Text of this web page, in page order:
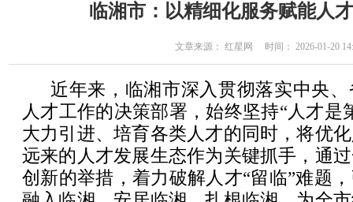
临湘市：以精细化服务赋能人
文章来源： 红星网 时间： 2026-01-20
近年来，临湘市深入贯彻落实中央
人才工作的决策部署，始终坚持“人才是
大力引进、培育各类人才的同时，将优
远来的人才发展生态作为关键抓手，通
创新的举措，着力破解人才“留临”难题